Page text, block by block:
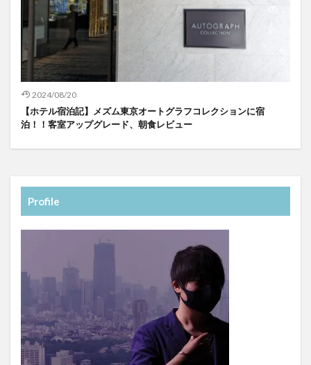
2024/08/20
【ホテル宿泊記】メズム東京オートグラフコレクションに宿
泊！！客室アップグレード、朝食レビュー
Profile